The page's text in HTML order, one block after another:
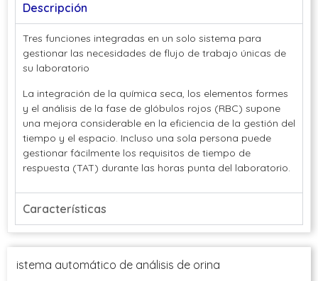
Descripción
Tres funciones integradas en un solo sistema para
gestionar las necesidades de flujo de trabajo únicas de
su laboratorio
La integración de la química seca, los elementos formes
y el análisis de la fase de glóbulos rojos (RBC) supone
una mejora considerable en la eficiencia de la gestión del
tiempo y el espacio. Incluso una sola persona puede
gestionar fácilmente los requisitos de tiempo de
respuesta (TAT) durante las horas punta del laboratorio.
Características
istema automático de análisis de orina